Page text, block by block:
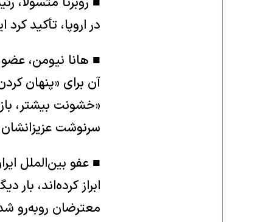
در اروپا، تأکید
■ هانا نیومن، عضو
آن برای «پنهان
«خشونت بیشتر،
سرنوشت
■ عفو بین‌الملل
ابراز کرده‌اند،
معترضان روبه‌رو